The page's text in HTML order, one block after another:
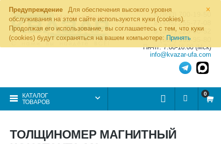
×
Предупреждение
Для обеспечения высокого уровня
обслуживания на этом сайте используются куки (cookies).
Продолжая его использование, вы соглашаетесь с тем, что куки
(cookies) будут сохраняться на вашем компьютере: Принять
8 (800) 700-19-50
8 (495) 255-77-08
8 (347) 225-00-52
8 (986) 963-95-80
Пн-пт: 7.00-16.00 (Мск)
info@kvazar-ufa.com
КАТАЛОГ
ТОВАРОВ
0
ТОЛЩИНОМЕР МАГНИТНЫЙ